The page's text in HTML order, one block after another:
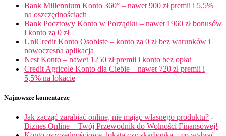
Bank Millennium Konto 360° – nawet 900 zł premii i 5,5%
na oszczędnościach
Bank Pocztowy Konto w Porządku – nawet 1960 zł bonusów
i konto za 0 zł
UniCredit Konto Osobiste – konto za 0 zł bez warunków i
nowoczesna aplikacja
Nest Konto – nawet 1250 zł premii i konto bez opłat
Credit Agricole Konto dla Ciebie – nawet 720 zł premii i
5,5% na lokacie
Najnowsze komentarze
Jak zacząć zarabiać online, nie mając własnego produktu? -
Biznes Online – Twój Przewodnik do Wolności Finansowej!